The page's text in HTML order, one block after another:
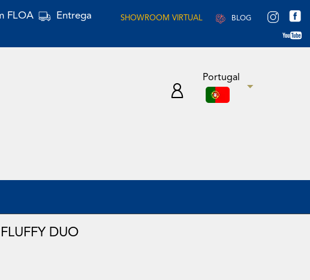
FLOA
Entrega
SHOWROOM VIRTUAL BLOG
Portugal
DUO